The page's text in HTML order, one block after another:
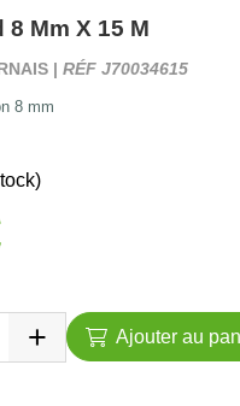
Mm X 15 M
| RÉF J70034615
8 mm
Ajouter au